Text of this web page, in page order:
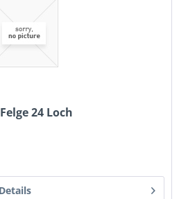
24 Loch
Details